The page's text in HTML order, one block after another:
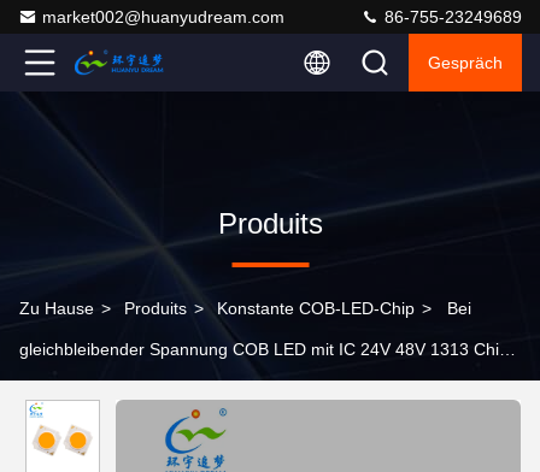
market002@huanyudream.com 86-755-23249689
Gespräch
Produits
Zu Hause > Produits > Konstante COB-LED-Chip > Bei
gleichbleibender Spannung COB LED mit IC 24V 48V 1313 Chip